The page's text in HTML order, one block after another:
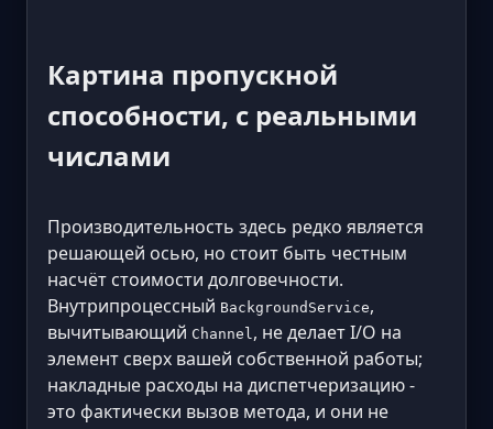
Картина пропускной
способности, с реальными
числами
Производительность здесь редко является
решающей осью, но стоит быть честным
насчёт стоимости долговечности.
Внутрипроцессный BackgroundService,
вычитывающий Channel , не делает I/O на
элемент сверх вашей собственной работы;
накладные расходы на диспетчеризацию -
это фактически вызов метода, и они не